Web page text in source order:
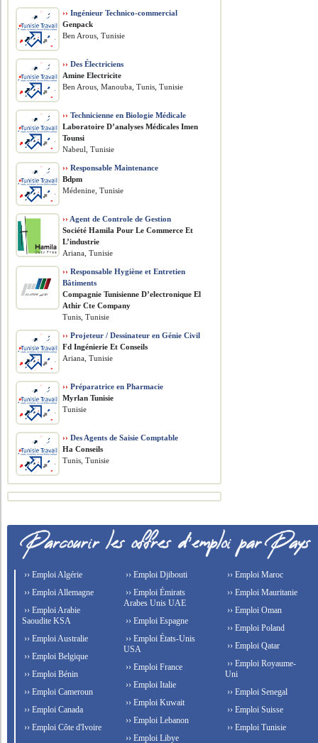
›› Ingénieur Technico-commercial
Genpack
Ben Arous, Tunisie
›› Des Électriciens
Amine Electricite
Ben Arous, Manouba, Tunis, Tunisie
›› Technicienne en Biologie Médicale
Laboratoire D’analyses Médicales Imen
Tounsi
Nabeul, Tunisie
›› Responsable Maintenance
Bdpm
Médenine, Tunisie
›› Agent de Controle de Gestion
Société Hamila Pour Le Commerce Et
L’industrie
Ariana, Tunisie
›› Responsable Hygiène et Entretien
Bâtiments
Compagnie Tunisienne D’electronique El
Athir Cte Company
Tunis, Tunisie
›› Projeteur / Dessinateur en Génie Civil
Fd Ingénierie Et Conseils
Ariana, Tunisie
›› Préparatrice en Pharmacie
Myrlan Tunisie
Tunisie
›› Des Agents de Saisie Comptable
Ha Conseils
Tunis, Tunisie
›› Emploi Algérie
›› Emploi Allemagne
›› Emploi Arabie
Saoudite KSA
›› Emploi Australie
›› Emploi Belgique
›› Emploi Bénin
›› Emploi Cameroun
›› Emploi Canada
›› Emploi Côte d'Ivoire
›› Emploi Djibouti
›› Emploi Émirats
Arabes Unis UAE
›› Emploi Espagne
›› Emploi États-Unis
USA
›› Emploi France
›› Emploi Italie
›› Emploi Kuwait
›› Emploi Lebanon
›› Emploi Libye
›› Emploi Maroc
›› Emploi Mauritanie
›› Emploi Oman
›› Emploi Poland
›› Emploi Qatar
›› Emploi Royaume-
Uni
›› Emploi Senegal
›› Emploi Suisse
›› Emploi Tunisie